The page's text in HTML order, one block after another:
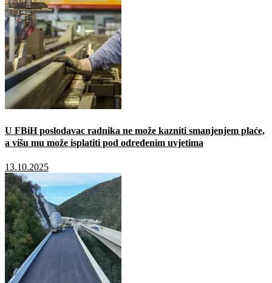
U FBiH poslodavac radnika ne može kazniti smanjenjem plaće,
a višu mu može isplatiti pod određenim uvjetima
13.10.2025